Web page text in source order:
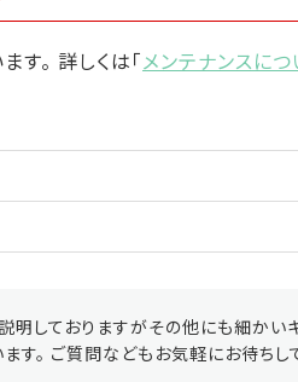
。 詳しくは「メンテナンスにつ
明しておりますがその他にも細かい
。 ご質問などもお気軽にお待ちして